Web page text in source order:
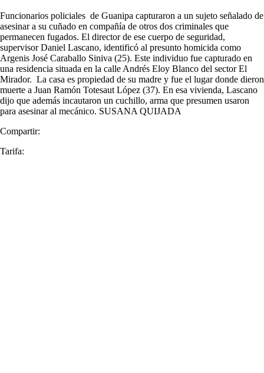
Funcionarios policiales de Guanipa capturaron a un sujeto señalado de
asesinar a su cuñado en compañía de otros dos criminales que
permanecen fugados. El director de ese cuerpo de seguridad,
supervisor Daniel Lascano, identificó al presunto homicida como
Argenis José Caraballo Siniva (25). Este individuo fue capturado en
una residencia situada en la calle Andrés Eloy Blanco del sector El
Mirador. La casa es propiedad de su madre y fue el lugar donde dieron
muerte a Juan Ramón Totesaut López (37). En esa vivienda, Lascano
dijo que además incautaron un cuchillo, arma que presumen usaron
para asesinar al mecánico. SUSANA QUIJADA
Compartir:
Tarifa: